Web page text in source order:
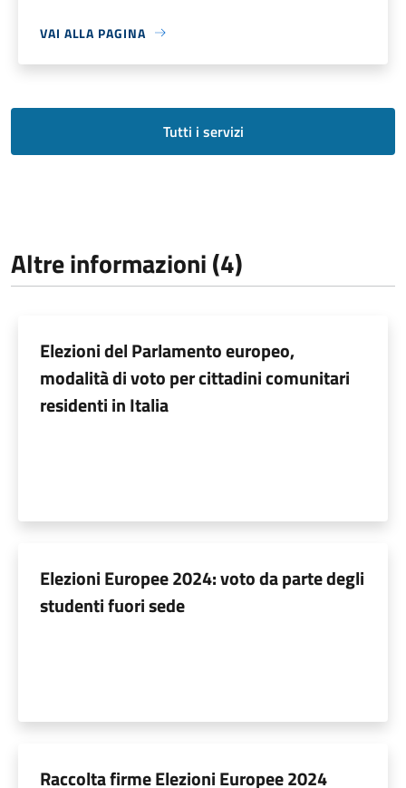
VAI ALLA PAGINA
Tutti i servizi
Altre informazioni (4)
Elezioni del Parlamento europeo,
modalità di voto per cittadini comunitari
residenti in Italia
Elezioni Europee 2024: voto da parte degli
studenti fuori sede
Raccolta firme Elezioni Europee 2024